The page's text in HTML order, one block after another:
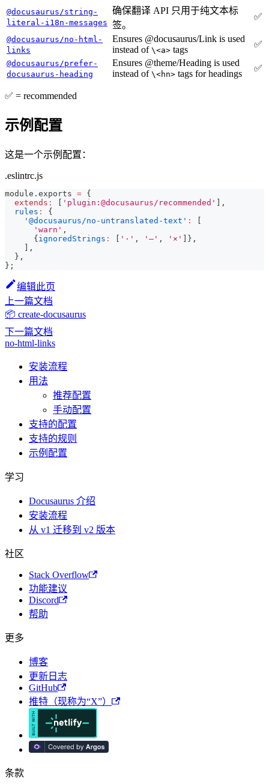
@docusaurus/string-
literal-i18n-messages
确保翻译 API 只用于纯文本标
签。
✅
@docusaurus/no-html-
links
Ensures @docusaurus/Link is used
instead of \<a> tags
✅
@docusaurus/prefer-
docusaurus-heading
Ensures @theme/Heading is used
instead of \<hn> tags for headings
✅
✅ = recommended
示例配置
这是一个示例配置：
.eslintrc.js
module . exports = {
extends : 'plugin:@docusaurus/recommended'
,
rules :
{
'@docusaurus/no-untranslated-text' :
'warn' ,
{ ignoredStrings : '·' , '—' , '×' } ,
,
} ,
} ;
编辑此页
上一篇文档
📦 create-docusaurus
下一篇文档
no-html-links
安装流程
用法
推荐配置
手动配置
支持的配置
支持的规则
示例配置
学习
Docusaurus 介绍
安装流程
从 v1 迁移到 v2 版本
社区
Stack Overflow
功能建议
Discord
帮助
更多
博客
更新日志
GitHub
推特（现称为“X”）
条款